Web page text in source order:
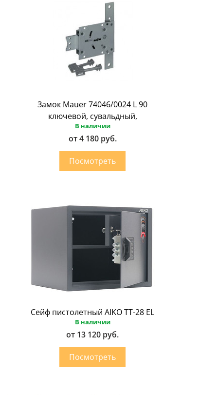
Замок Mauer 74046/0024 L 90
ключевой, сувальдный,
В наличии
от 4 180 руб.
Сейф пистолетный AIKO ТТ-28 EL
В наличии
от 13 120 руб.